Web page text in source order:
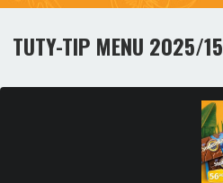
TUTY-TIP MENU 2025/15